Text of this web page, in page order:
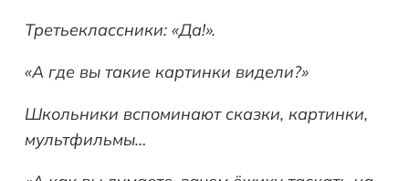
Третьеклассники: «Да!».
«А где вы такие картинки видели?»
Школьники вспоминают сказки, картинки,
мультфильмы…